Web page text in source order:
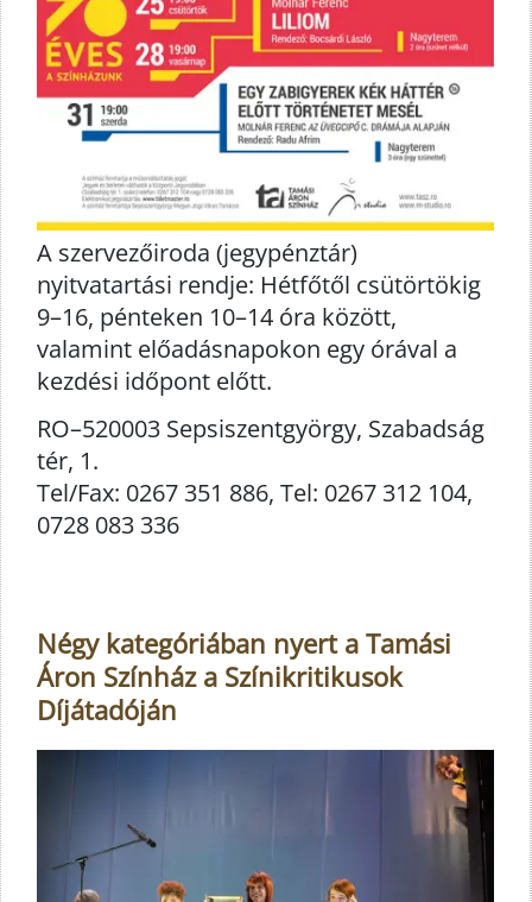
A szervezőiroda (jegypénztár)
nyitvatartási rendje: Hétfőtől csütörtökig
9–16, pénteken 10–14 óra között,
valamint előadásnapokon egy órával a
kezdési időpont előtt.
RO–520003 Sepsiszentgyörgy, Szabadság
tér, 1.
Tel/Fax: 0267 351 886, Tel: 0267 312 104,
0728 083 336
Négy kategóriában nyert a Tamási
Áron Színház a Színikritikusok
Díjátadóján